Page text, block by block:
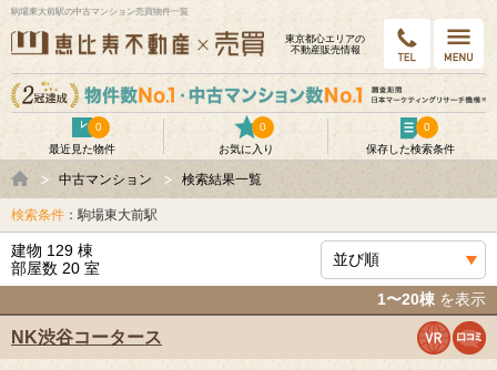
駒場東大前駅の中古マンション売買物件一覧
東京都⼼エリアの
不動産販売情報
最近見た物件
0
お気に入り
0
保存した検索条件
0
中古マンション 検索結果一覧
検索条件 ：駒場東大前駅
建物 129 棟
部屋数 20 室
1〜20棟 を表示
NK渋谷コータース